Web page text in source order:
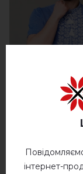
сірим)
інтернет-